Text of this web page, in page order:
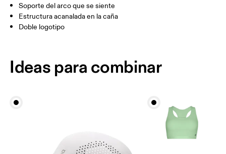
JP 22 — 24.5
Arrastra en sentido horizontal para ver más.
Soporte del arco que se siente
Estructura acanalada en la caña
Doble logotipo
Ideas para combinar